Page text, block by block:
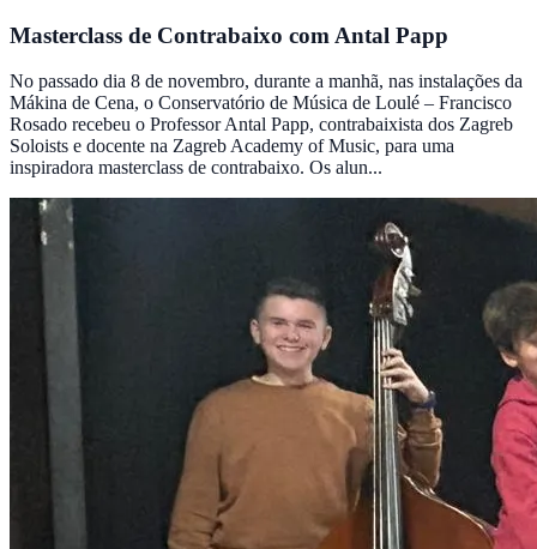
Masterclass de Contrabaixo com Antal Papp
No passado dia 8 de novembro, durante a manhã, nas instalações da
Mákina de Cena, o Conservatório de Música de Loulé – Francisco
Rosado recebeu o Professor Antal Papp, contrabaixista dos Zagreb
Soloists e docente na Zagreb Academy of Music, para uma
inspiradora masterclass de contrabaixo. Os alun...